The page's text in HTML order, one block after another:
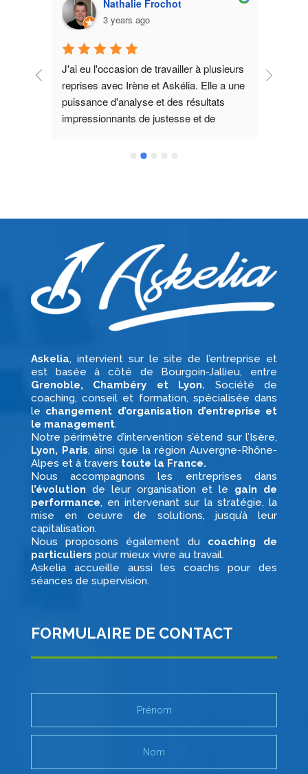
Nathalie Frochot
3 years ago
J'ai eu l'occasion de travailler à plusieurs
reprises avec Irène et Askélia. Elle a une
puissance d'analyse et des résultats
impressionnants de justesse et de
Askelia, intervient sur le site de l’entreprise et
est basée à côté de Bourgoin-Jallieu, entre
Grenoble, Chambéry et Lyon. Société de
coaching, conseil et formation, spécialisée dans
le changement d’organisation d’entreprise et
le management.
Notre périmètre d’intervention s’étend sur l’Isère,
Lyon, Paris, ainsi que la région Auvergne-Rhône-
Alpes et à travers toute la France.
Nous accompagnons les entreprises dans
l’évolution de leur organisation et le gain de
performance, en intervenant sur la stratégie, la
mise en oeuvre de solutions, jusqu’à leur
capitalisation.
Nous proposons également du coaching de
particuliers pour mieux vivre au travail.
Askelia accueille aussi les coachs pour des
séances de supervision.
FORMULAIRE DE CONTACT